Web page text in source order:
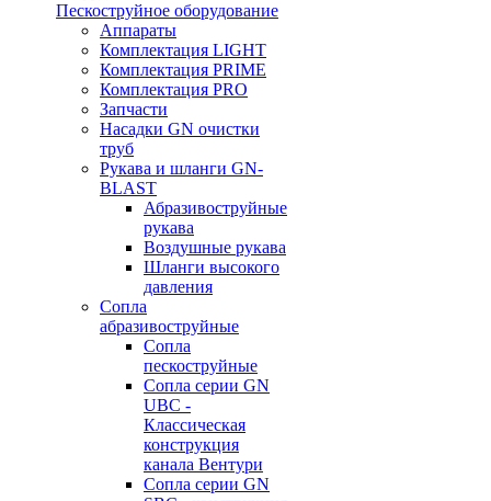
Пескоструйное оборудование
Аппараты
Комплектация LIGHT
Комплектация PRIME
Комплектация PRO
Запчасти
Насадки GN очистки
труб
Рукава и шланги GN-
BLAST
Абразивоструйные
рукава
Воздушные рукава
Шланги высокого
давления
Сопла
абразивоструйные
Сопла
пескоструйные
Сопла серии GN
UBC -
Классическая
конструкция
канала Вентури
Сопла серии GN